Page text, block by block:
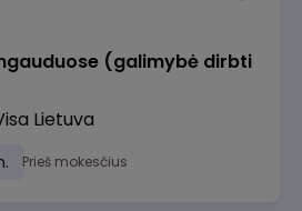
(galimybė dirbti
Lietuva
Prieš mokesčius